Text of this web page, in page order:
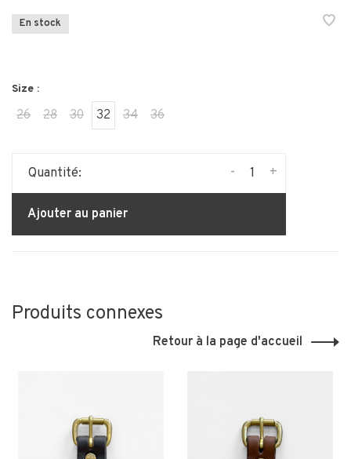
En stock
Size :
26 28 30 32 34 36
Quantité: +
-
Ajouter au panier
Produits connexes
Retour à la page d'accueil